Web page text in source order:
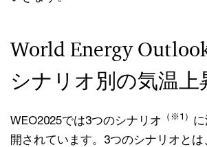
World Energy
シナリオ別の気温上
WEO2025では3つのシナリオ （※1）
開されています。3つのシナリオと